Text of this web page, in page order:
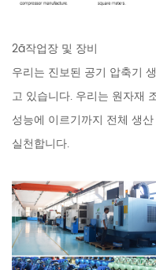
2ã작업장 및 장비
우리는 진보된 공기 압축기
고 있습니다. 우리는 원자재
성능에 이르기까지 전체 생
실천합니다.